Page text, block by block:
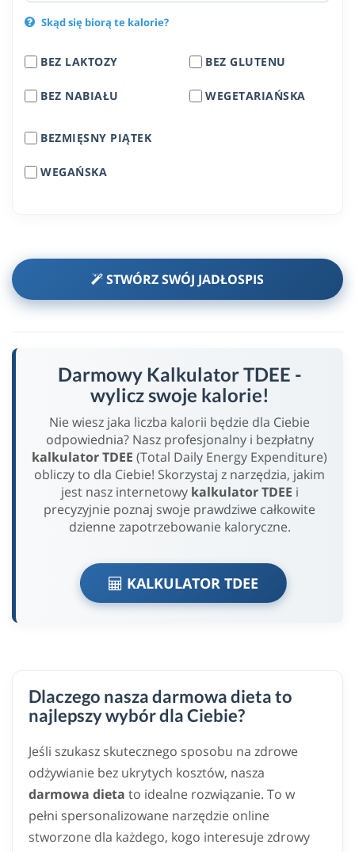
Skąd się biorą te kalorie?
BEZ LAKTOZY
BEZ NABIAŁU
BEZ GLUTENU
WEGETARIAŃSKA
BEZMIĘSNY PIĄTEK
WEGAŃSKA
STWÓRZ SWÓJ JADŁOSPIS
Darmowy Kalkulator TDEE -
wylicz swoje kalorie!
Nie wiesz jaka liczba kalorii będzie dla Ciebie
odpowiednia? Nasz profesjonalny i bezpłatny
kalkulator TDEE (Total Daily Energy Expenditure)
obliczy to dla Ciebie! Skorzystaj z narzędzia, jakim
jest nasz internetowy kalkulator TDEE i
precyzyjnie poznaj swoje prawdziwe całkowite
dzienne zapotrzebowanie kaloryczne.
KALKULATOR TDEE
Dlaczego nasza darmowa dieta to
najlepszy wybór dla Ciebie?
Jeśli szukasz skutecznego sposobu na zdrowe
odżywianie bez ukrytych kosztów, nasza
darmowa dieta to idealne rozwiązanie. To w
pełni spersonalizowane narzędzie online
stworzone dla każdego, kogo interesuje zdrowy